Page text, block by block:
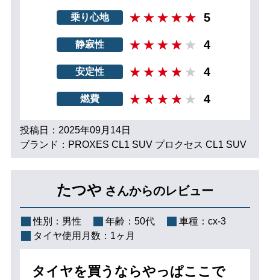
乗り心地 5
静寂性 4
安定性 4
燃費 4
投稿日：2025年09月14日
ブランド：PROXES CL1 SUV プロクセス CL1 SUV
たつや さんからのレビュー
性別： 男性 年齢： 50代 車種： cx-3
タイヤ使用月数： 1ヶ月
タイヤを買うならやっぱここで